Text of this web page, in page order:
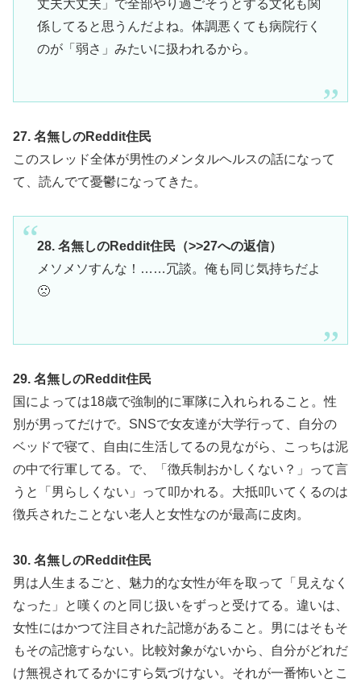
丈夫大丈夫」で全部やり過ごそうとする文化も関
係してると思うんだよね。体調悪くても病院行く
のが「弱さ」みたいに扱われるから。
27. 名無しのReddit住民
このスレッド全体が男性のメンタルヘルスの話になって
て、読んでて憂鬱になってきた。
28. 名無しのReddit住民（>>27への返信）
メソメソすんな！……冗談。俺も同じ気持ちだよ
🙁
29. 名無しのReddit住民
国によっては18歳で強制的に軍隊に入れられること。性
別が男ってだけで。SNSで女友達が大学行って、自分の
ベッドで寝て、自由に生活してるの見ながら、こっちは泥
の中で行軍してる。で、「徴兵制おかしくない？」って言
うと「男らしくない」って叩かれる。大抵叩いてくるのは
徴兵されたことない老人と女性なのが最高に皮肉。
30. 名無しのReddit住民
男は人生まるごと、魅力的な女性が年を取って「見えなく
なった」と嘆くのと同じ扱いをずっと受けてる。違いは、
女性にはかつて注目された記憶があること。男にはそもそ
もその記憶すらない。比較対象がないから、自分がどれだ
け無視されてるかにすら気づけない。それが一番怖いとこ